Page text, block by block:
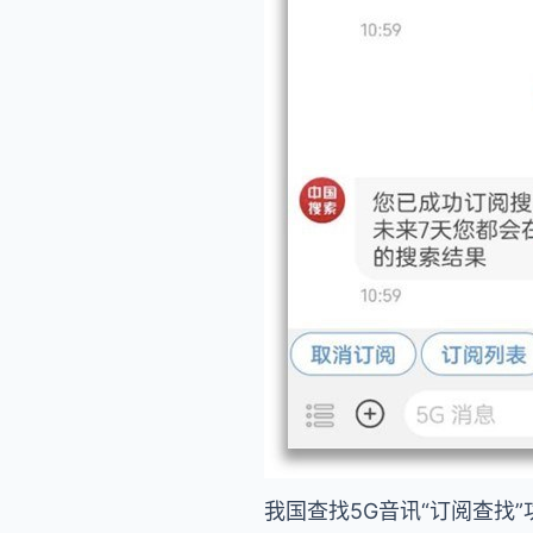
我国查找5G音讯“订阅查找”